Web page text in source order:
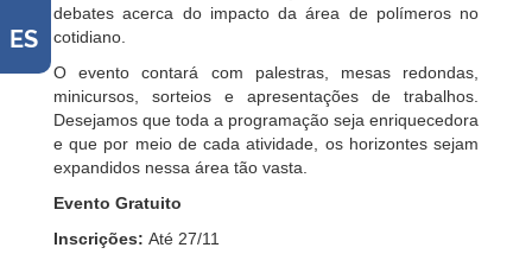
ES
debates acerca do impacto da área de polímeros no
cotidiano.
O evento contará com palestras, mesas redondas,
minicursos, sorteios e apresentações de trabalhos.
Desejamos que toda a programação seja enriquecedora
e que por meio de cada atividade, os horizontes sejam
expandidos nessa área tão vasta.
Evento Gratuito
Inscrições: Até 27/11